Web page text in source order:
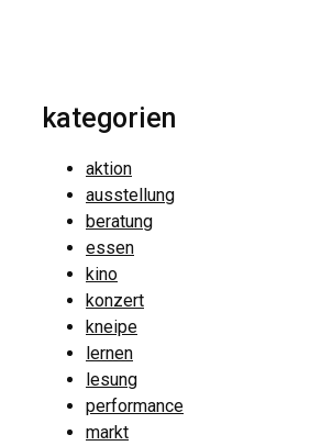
kategorien
aktion
ausstellung
beratung
essen
kino
konzert
kneipe
lernen
lesung
performance
markt